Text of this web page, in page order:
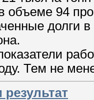
объеме 94
долги
Тем не